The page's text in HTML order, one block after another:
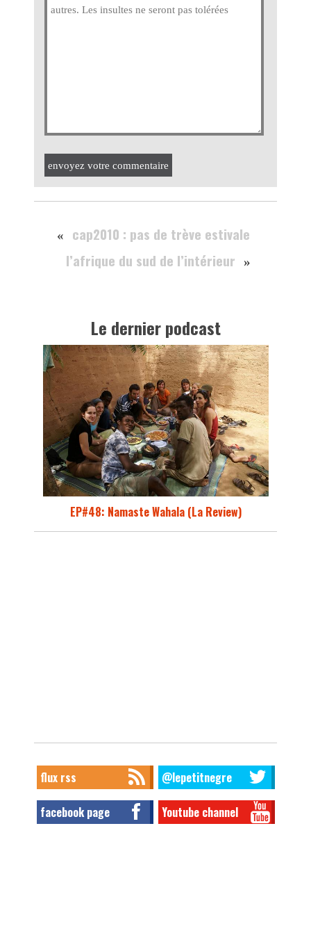
envoyez votre commentaire
«
cap2010 : pas de trève estivale
l’afrique du sud de l’intérieur
»
Le dernier podcast
EP#48: Namaste Wahala (La Review)
flux rss @lepetitnegre
facebook page Youtube channel